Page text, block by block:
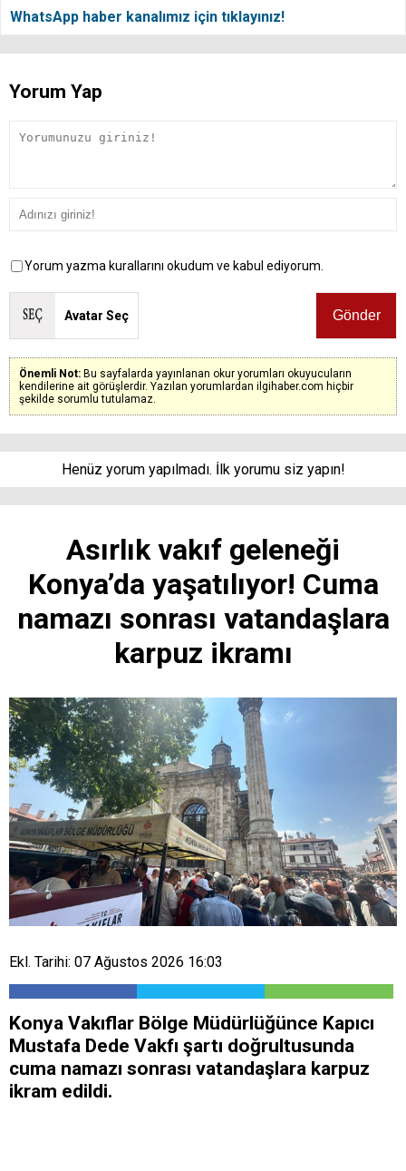
WhatsApp haber kanalımız için tıklayınız!
Yorum Yap
Yorum yazma kurallarını okudum ve kabul ediyorum.
Avatar Seç
Önemli Not: Bu sayfalarda yayınlanan okur yorumları okuyucuların
kendilerine ait görüşlerdir. Yazılan yorumlardan ilgihaber.com hiçbir
şekilde sorumlu tutulamaz.
Henüz yorum yapılmadı. İlk yorumu siz yapın!
Asırlık vakıf geleneği
Konya’da yaşatılıyor! Cuma
namazı sonrası vatandaşlara
karpuz ikramı
Ekl. Tarihi: 07 Ağustos 2026 16:03
Konya Vakıflar Bölge Müdürlüğünce Kapıcı
Mustafa Dede Vakfı şartı doğrultusunda
cuma namazı sonrası vatandaşlara karpuz
ikram edildi.